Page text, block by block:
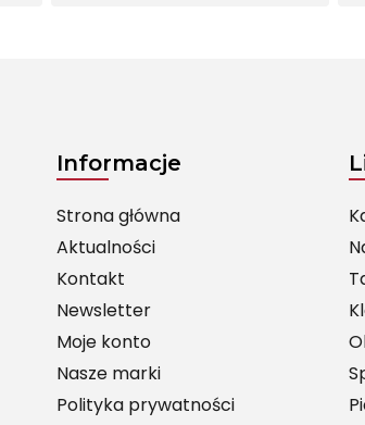
Informacje
Strona główna
Aktualności
Kontakt
Newsletter
Moje konto
Nasze marki
Polityka prywatności